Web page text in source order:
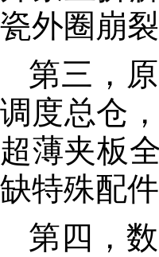
瓷外圈崩
第三，
调度总仓
超薄夹板
缺特殊配
第四，